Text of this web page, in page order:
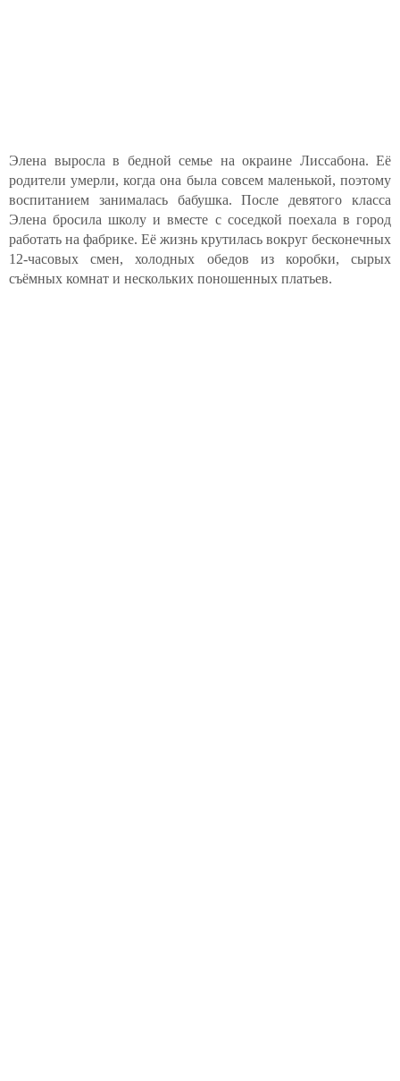
Элена выросла в бедной семье на окраине Лиссабона. Её
родители умерли, когда она была совсем маленькой, поэтому
воспитанием занималась бабушка. После девятого класса
Элена бросила школу и вместе с соседкой поехала в город
работать на фабрике. Её жизнь крутилась вокруг бесконечных
12-часовых смен, холодных обедов из коробки, сырых
съёмных комнат и нескольких поношенных платьев.